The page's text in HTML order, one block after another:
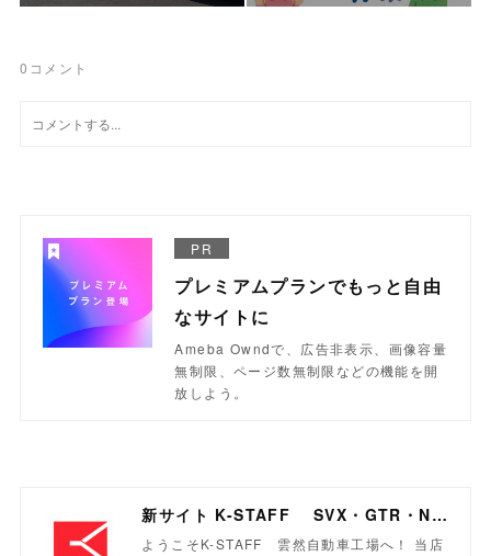
0 コメント
PR
プレミアムプランでもっと自由
なサイトに
Ameba Owndで、広告非表示、画像容量
無制限、ページ数無制限などの機能を開
放しよう。
新サイト K-STAFF SVX・GTR・NSX・ランドクルーザー専門店
ようこそK-STAFF 雲然自動車工場へ！ 当店